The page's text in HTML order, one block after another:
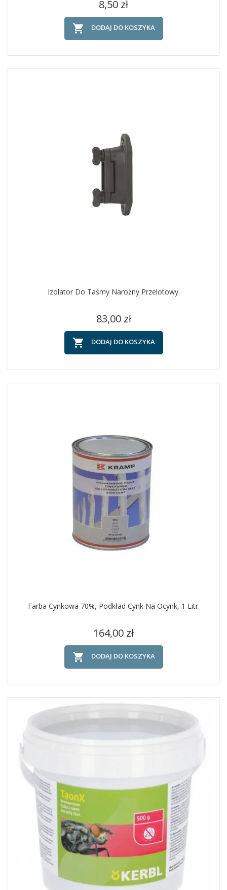
Cena
8,50 zł
 DODAJ DO KOSZYKA
Izolator Do Taśmy Narożny Przelotowy.
Cena
83,00 zł
 DODAJ DO KOSZYKA
Farba Cynkowa 70%, Podkład Cynk Na Ocynk, 1 Litr.
Cena
164,00 zł
 DODAJ DO KOSZYKA